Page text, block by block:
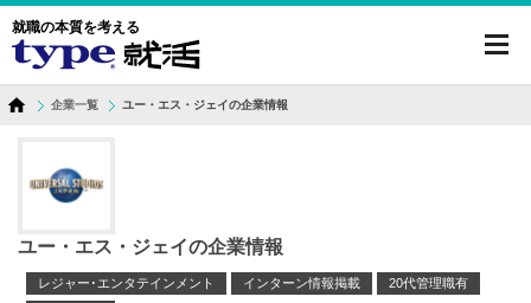
就職の本質を考える
企業一覧 ユー・エス・ジェイの企業情報
ユー・エス・ジェイの企業情報
レジャー･エンタテインメント インターン情報掲載
20代管理職有